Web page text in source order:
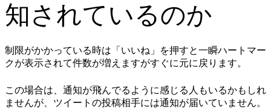
知されているのか
制限がかかっている時は「いいね」を押すと一瞬ハートマー
クが表示されて件数が増えますがすぐに元に戻ります。
この場合は、通知が飛んでるように感じる人もいるかもしれ
ませんが、ツイートの投稿相手には通知が届いていません。